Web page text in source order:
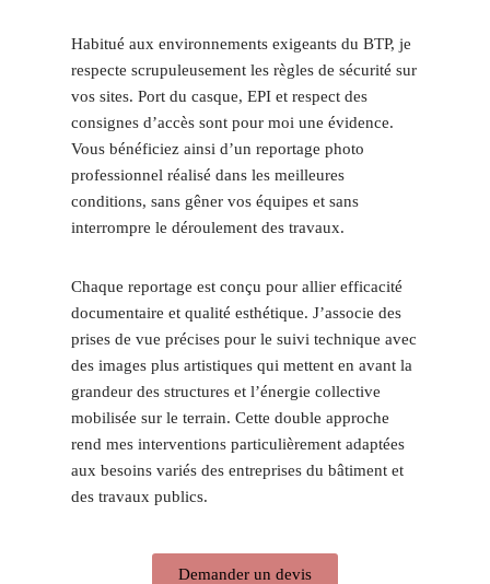
Habitué aux environnements exigeants du BTP, je
respecte scrupuleusement les règles de sécurité sur
vos sites. Port du casque, EPI et respect des
consignes d’accès sont pour moi une évidence.
Vous bénéficiez ainsi d’un reportage photo
professionnel réalisé dans les meilleures
conditions, sans gêner vos équipes et sans
interrompre le déroulement des travaux.
Chaque reportage est conçu pour allier efficacité
documentaire et qualité esthétique. J’associe des
prises de vue précises pour le suivi technique avec
des images plus artistiques qui mettent en avant la
grandeur des structures et l’énergie collective
mobilisée sur le terrain. Cette double approche
rend mes interventions particulièrement adaptées
aux besoins variés des entreprises du bâtiment et
des travaux publics.
Demander un devis